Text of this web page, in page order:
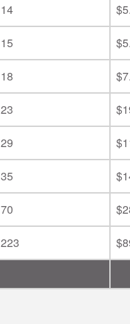
14
15
18
23
29
35
70
223